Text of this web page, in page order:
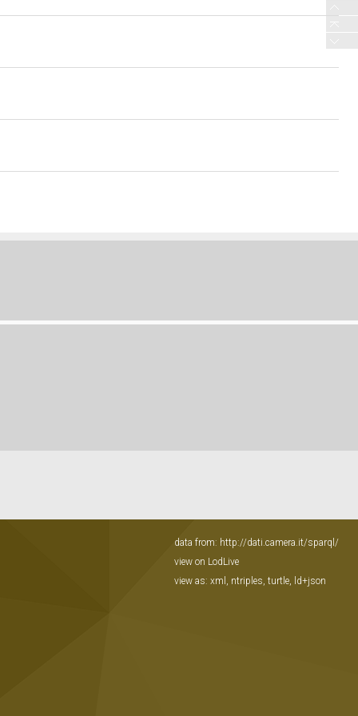
data from: http://dati.camera.it/sparql/
view on LodLive
view as: xml , ntriples, turtle, ld+json